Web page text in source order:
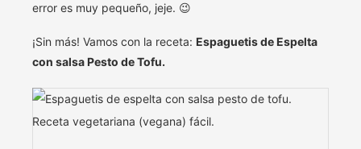
error es muy pequeño, jeje. 😉
¡Sin más! Vamos con la receta: Espaguetis de Espelta
con salsa Pesto de Tofu.